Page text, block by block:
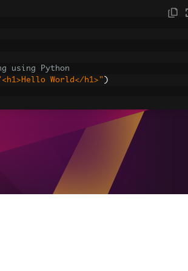
using Python
World</h1>" )
CSS and JavaScript.
is set as the file location to
"<img src='icons/iron.png'>"